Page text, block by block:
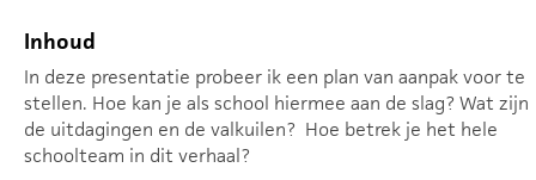
Inhoud
In deze presentatie probeer ik een plan van aanpak voor te
stellen. Hoe kan je als school hiermee aan de slag? Wat zijn
de uitdagingen en de valkuilen? Hoe betrek je het hele
schoolteam in dit verhaal?